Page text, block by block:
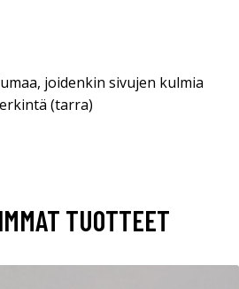
joidenkin sivujen kulmia
(tarra)
TUOTTEET